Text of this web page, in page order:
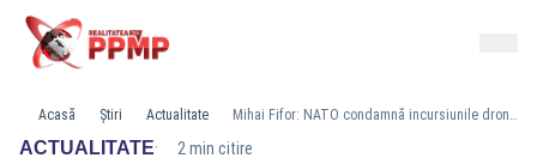
Acasă Știri Actualitate Mihai Fifor: NATO condamnă incursiunile dronelor rusești în spațiul aerian al României
ACTUALITATE· 2 min citire